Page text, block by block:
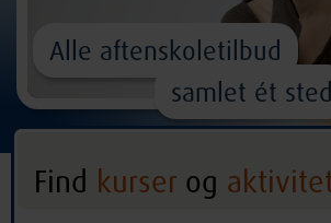
Alle aftenskoletilbud
samlet ét sted
Find kurser og